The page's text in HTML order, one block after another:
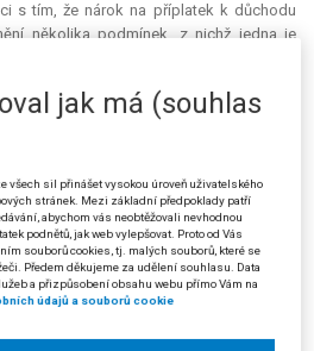
s tím, že nárok na příplatek k důchodu
několika podmínek, z nichž jedna je
k důchodu.
žalobce dovolává kasačního důvodu
předpisů (dále jen "s. ř. s.“), a namítá
Stěžovatel poukazuje na to, že je jako
občanem Evropské unie a Listina
ve svém článku 21 zakazuje diskriminaci
Stěžovatel poukazuje na to, že má Listina
že pro příplatek k důchodu podle § 25
jak má (souhlas
všech sil přinášet vysokou úroveň uživatelského
stránek. Mezi základní předpoklady patří
abychom vás neobtěžovali nevhodnou
podnětů, jak web vylepšovat. Proto od Vás
souborů cookies, tj. malých souborů, které se
Předem děkujeme za udělení souhlasu. Data
a přizpůsobení obsahu webu přímo Vám na
údajů a souborů cookie